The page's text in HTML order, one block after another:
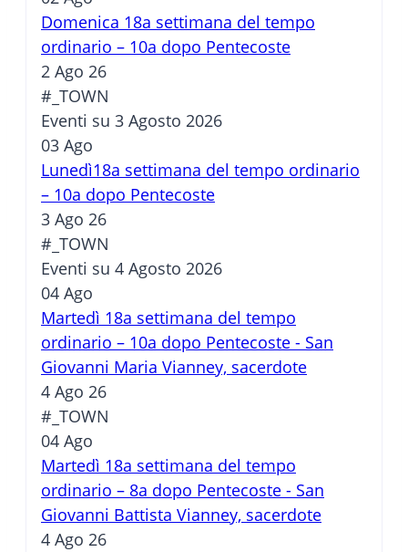
Domenica 18a settimana del tempo
ordinario – 10a dopo Pentecoste
2 Ago 26
#_TOWN
Eventi su 3 Agosto 2026
03 Ago
Lunedì18a settimana del tempo ordinario
– 10a dopo Pentecoste
3 Ago 26
#_TOWN
Eventi su 4 Agosto 2026
04 Ago
Martedì 18a settimana del tempo
ordinario – 10a dopo Pentecoste - San
Giovanni Maria Vianney, sacerdote
4 Ago 26
#_TOWN
04 Ago
Martedì 18a settimana del tempo
ordinario – 8a dopo Pentecoste - San
Giovanni Battista Vianney, sacerdote
4 Ago 26